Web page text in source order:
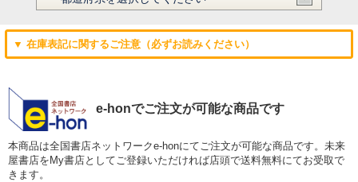
▼ 在庫表記に関するご注意（必ずお読みください）
e-honでご注文が可能な商品です
本商品は全国書店ネットワークe-honにてご注文が可能な商品です。未来
屋書店をMy書店としてご登録いただければ店頭で送料無料にてお受取で
きます。